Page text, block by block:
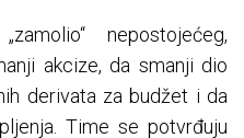
nepostojećeg,
akcize, da smanji dio
derivata za budžet i da
Time se potvrđuju